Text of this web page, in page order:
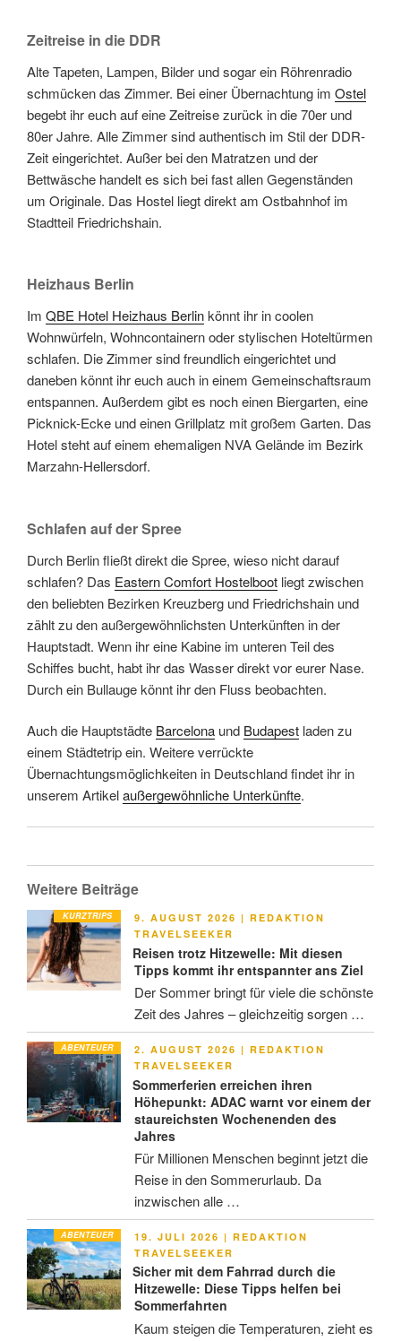
Zeitreise in die DDR
Alte Tapeten, Lampen, Bilder und sogar ein Röhrenradio
schmücken das Zimmer. Bei einer Übernachtung im Ostel
begebt ihr euch auf eine Zeitreise zurück in die 70er und
80er Jahre. Alle Zimmer sind authentisch im Stil der DDR-
Zeit eingerichtet. Außer bei den Matratzen und der
Bettwäsche handelt es sich bei fast allen Gegenständen
um Originale. Das Hostel liegt direkt am Ostbahnhof im
Stadtteil Friedrichshain.
Heizhaus Berlin
Im QBE Hotel Heizhaus Berlinkönnt ihr in coolen
Wohnwürfeln, Wohncontainern oder stylischen Hoteltürmen
schlafen. Die Zimmer sind freundlich eingerichtet und
daneben könnt ihr euch auch in einem Gemeinschaftsraum
entspannen. Außerdem gibt es noch einen Biergarten, eine
Picknick-Ecke und einen Grillplatz mit großem Garten. Das
Hotel steht auf einem ehemaligen NVA Gelände im Bezirk
Marzahn-Hellersdorf.
Schlafen auf der Spree
Durch Berlin fließt direkt die Spree, wieso nicht darauf
schlafen? Das Eastern Comfort Hostelboot liegt zwischen
den beliebten Bezirken Kreuzberg und Friedrichshain und
zählt zu den außergewöhnlichsten Unterkünften in der
Hauptstadt. Wenn ihr eine Kabine im unteren Teil des
Schiffes bucht, habt ihr das Wasser direkt vor eurer Nase.
Durch ein Bullauge könnt ihr den Fluss beobachten.
Auch die Hauptstädte Barcelona und Budapest laden zu
einem Städtetrip ein. Weitere verrückte
Übernachtungsmöglichkeiten in Deutschland findet ihr in
unserem Artikelaußergewöhnliche Unterkünfte.
Weitere Beiträge
KURZTRIPS
VERÖFFENTLICHT
AM
9. AUGUST 2026 | REDAKTION
TRAVELSEEKER
Reisen trotz Hitzewelle: Mit diesen
Tipps kommt ihr entspannter ans Ziel
Der Sommer bringt für viele die schönste
Zeit des Jahres – gleichzeitig sorgen …
ABENTEUER
VERÖFFENTLICHT
AM
2. AUGUST 2026 | REDAKTION
TRAVELSEEKER
Sommerferien erreichen ihren
Höhepunkt: ADAC warnt vor einem der
staureichsten Wochenenden des
Jahres
Für Millionen Menschen beginnt jetzt die
Reise in den Sommerurlaub. Da
inzwischen alle …
ABENTEUER
VERÖFFENTLICHT
AM
19. JULI 2026 | REDAKTION
TRAVELSEEKER
Sicher mit dem Fahrrad durch die
Hitzewelle: Diese Tipps helfen bei
Sommerfahrten
Kaum steigen die Temperaturen, zieht es